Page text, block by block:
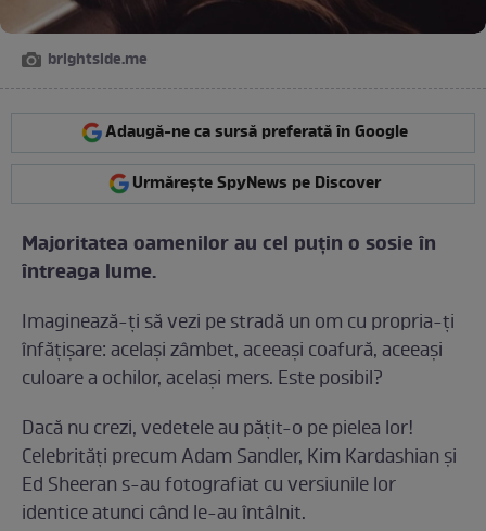
brightside.me
Adaugă-ne ca sursă preferată în Google
Urmărește SpyNews pe Discover
Majoritatea oamenilor au cel puțin o sosie în
întreaga lume.
Imaginează-ți să vezi pe stradă un om cu propria-ți
înfățișare: același zâmbet, aceeași coafură, aceeași
culoare a ochilor, același mers. Este posibil?
Dacă nu crezi, vedetele au pățit-o pe pielea lor!
Celebrități precum Adam Sandler, Kim Kardashian și
Ed Sheeran s-au fotografiat cu versiunile lor
identice atunci când le-au întâlnit.